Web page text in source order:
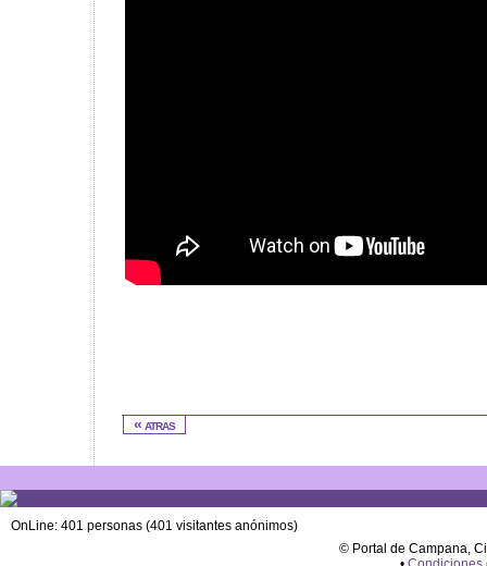
« atras
OnLine: 401 personas (401 visitantes anónimos)
© Portal de Campana,